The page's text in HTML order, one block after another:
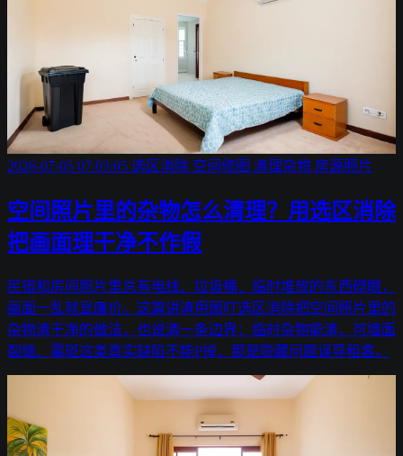
2026-07-05 07:03:05 选区消除 空间修图 清理杂物 房源照片
空间照片里的杂物怎么清理？用选区消除
把画面理干净不作假
民宿和房间照片里总有电线、垃圾桶、临时堆放的东西碍眼，
画面一乱就显廉价。这篇讲清用图叮选区消除把空间照片里的
杂物清干净的做法，也说清一条边界：临时杂物能清，可墙面
裂缝、霉斑这类真实缺陷不能P掉，那是隐藏问题误导租客。